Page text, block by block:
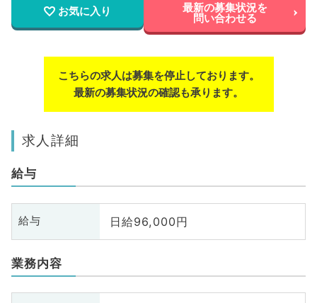
お気に入り 最新の募集状況を
問い合わせる
こちらの求人は募集を停止しております。
最新の募集状況の確認も承ります。
求人詳細
給与
給与 日給96,000円
業務内容